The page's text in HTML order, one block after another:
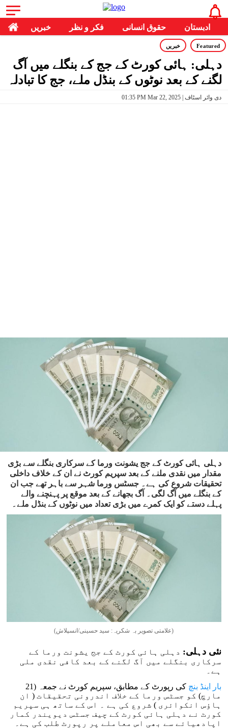
خبریں فکر و نظر حقوق انسانی ادبستان
Featured خبریں
دہلی: ہائی کورٹ کے جج کے بنگلے میں آگ
لگنے کے بعد نوٹوں کے بنڈل ملے، جج کا تبادلہ
01:35 PM Mar 22, 2025 | دی وائر اسٹاف
دہلی ہائی کورٹ کے جج یشونت ورما کے سرکاری بنگلے سے بڑی
مقدار میں نقدی ملنے کے بعد سپریم کورٹ نے ان کے خلاف داخلی
تحقیقات شروع کی ہے۔ جسٹس ورما شہر سے باہر تھے جب ان
کے بنگلے میں آگ لگی۔ آگ بجھانے کے بعد موقع پر پہنچنے والے
پہلے دستے کو ایک کمرے میں بڑی تعداد میں نوٹوں کے بنڈل ملے۔
(علامتی تصویر بہ شکریہ: سید حسینی/انسپلاش)
نئی دہلی: دہلی ہائی کورٹ کے جج یشونت ورما کے
سرکاری بنگلے میں آگ لگنے کے بعد کافی نقدی ملی
ہے۔
بار اینڈ بنچ
کی رپورٹ کے مطابق، سپریم کورٹ نے جمعہ (21
مارچ) کو جسٹس ورما کے خلاف اندرونی تحقیقات ( ان
ہاؤس انکوائری ) شروع کی ہے ۔ اس کے ساتھ ہی سپریم
کورٹ نے دہلی ہائی کورٹ کے چیف جسٹس دیویندر کمار
اپادھیائے سے بھی اس معاملے پر رپورٹ طلب کی ہے۔